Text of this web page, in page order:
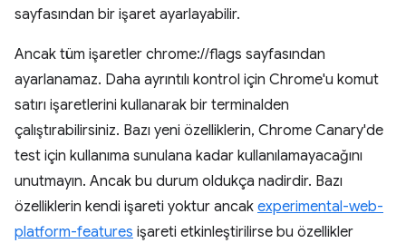
sayfasından bir işaret ayarlayabilir.
Ancak tüm işaretler chrome://flags sayfasından
ayarlanamaz. Daha ayrıntılı kontrol için Chrome'u komut
satırı işaretlerini kullanarak bir terminalden
çalıştırabilirsiniz. Bazı yeni özelliklerin, Chrome Canary'de
test için kullanıma sunulana kadar kullanılamayacağını
unutmayın. Ancak bu durum oldukça nadirdir. Bazı
özelliklerin kendi işareti yoktur ancak experimental-web-
platform-features işareti etkinleştirilirse bu özellikler